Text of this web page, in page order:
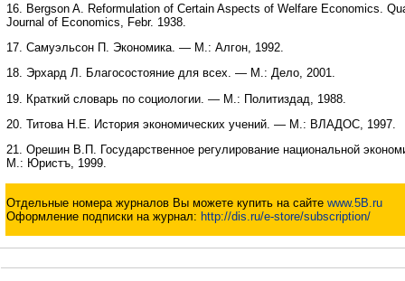
16. Bergson A. Reformulation of Certain Aspects of Welfare Economics.
Journal of Economics, Febr. 1938.
17. Самуэльсон П. Экономика. — М.: Алгон, 1992.
18. Эрхард Л. Благосостояние для всех. — М.: Дело, 2001.
19. Краткий словарь по социологии. — М.: Политиздад, 1988.
20. Титова Н.Е. История экономических учений. — М.: ВЛАДОС, 1997.
21. Орешин В.П. Государственное регулирование национальной
М.: Юристъ, 1999.
Отдельные номера журналов Вы можете купить на сайте www.5B.ru
Оформление подписки на журнал: http://dis.ru/e-store/subscription/